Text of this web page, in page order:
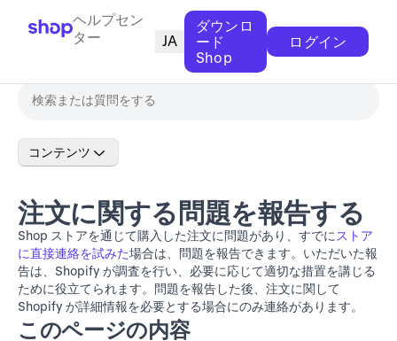
ヘルプセン
ター
JA
ダウンロ
ード
Shop
ログイン
コンテンツ
注文に関する問題を報告する
Shop ストアを通じて購入した注文に問題があり、すでに ストア
に直接連絡を試みた場合は、問題を報告できます。いただいた報
告は、Shopify が調査を行い、必要に応じて適切な措置を講じる
ために役立てられます。問題を報告した後、注文に関して
Shopify が詳細情報を必要とする場合にのみ連絡があります。
このページの内容